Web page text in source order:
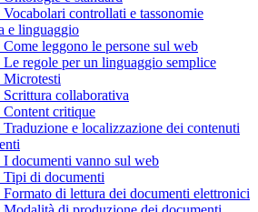
Vocabolari controllati e tassonomie
e linguaggio
Come leggono le persone sul web
Le regole per un linguaggio semplice
Microtesti
Scrittura collaborativa
Content critique
Traduzione e localizzazione dei contenuti
I documenti vanno sul web
Tipi di documenti
Formato di lettura dei documenti elettronici